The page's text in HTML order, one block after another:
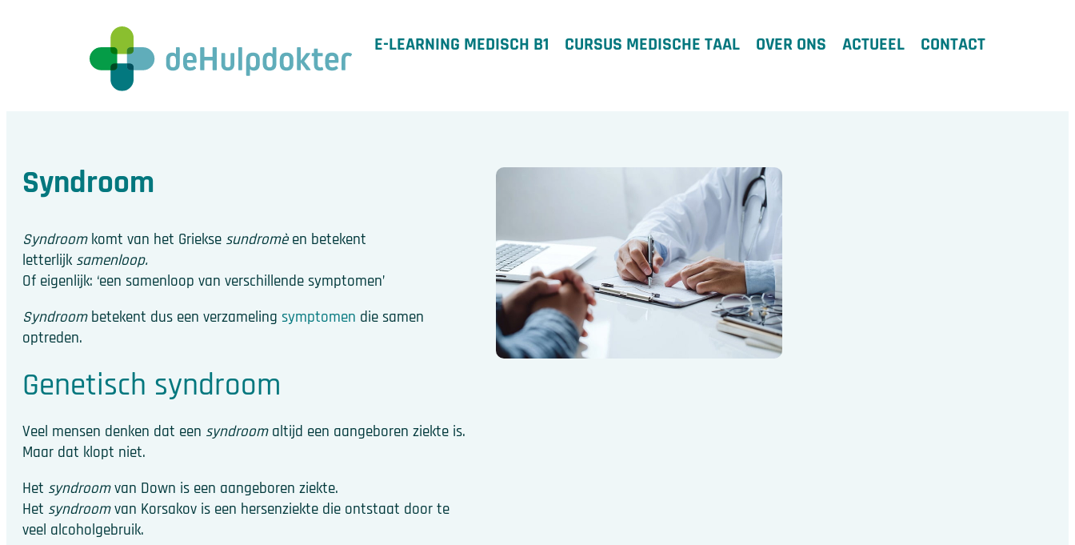
E-LEARNING MEDISCH B1 CURSUS MEDISCHE TAAL OVER ONS ACTUEEL CONTACT
Syndroom
Syndroom komt van het Griekse sundromèen betekent
letterlijk samenloop.
Of eigenlijk: ‘een samenloop van verschillende symptomen’
Syndroom betekent dus een verzameling symptomen die samen
optreden.
Genetisch syndroom
Veel mensen denken dat een syndroom altijd een aangeboren ziekte is.
Maar dat klopt niet.
Het syndroomvan Down is een aangeboren ziekte.
Het syndroomvan Korsakov is een hersenziekte die ontstaat door te
veel alcoholgebruik.